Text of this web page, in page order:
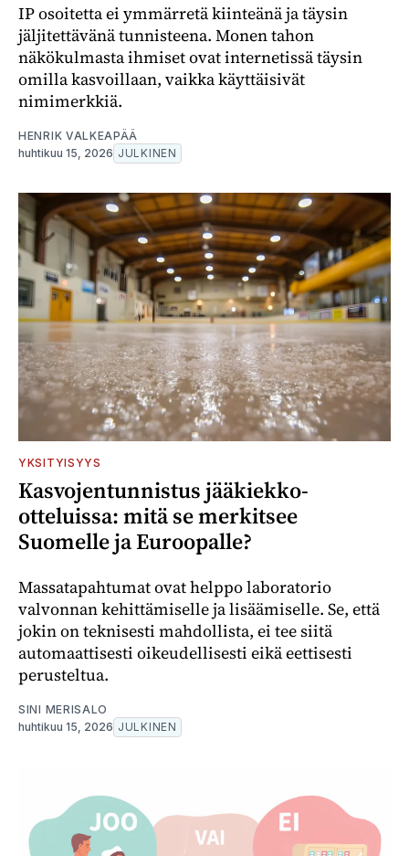
IP osoitetta ei ymmärretä kiinteänä ja täysin
jäljitettävänä tunnisteena. Monen tahon
näkökulmasta ihmiset ovat internetissä täysin
omilla kasvoillaan, vaikka käyttäisivät
nimimerkkiä.
HENRIK VALKEAPÄÄ
huhtikuu 15, 2026 JULKINEN
YKSITYISYYS
Kasvojentunnistus jääkiekko-
otteluissa: mitä se merkitsee
Suomelle ja Euroopalle?
Massatapahtumat ovat helppo laboratorio
valvonnan kehittämiselle ja lisäämiselle. Se, että
jokin on teknisesti mahdollista, ei tee siitä
automaattisesti oikeudellisesti eikä eettisesti
perusteltua.
SINI MERISALO
huhtikuu 15, 2026 JULKINEN